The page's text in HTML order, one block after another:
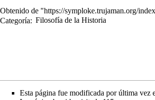
Obtenido de "https://symploke.trujaman.org/
Categoría: Filosofía de la Historia
Esta página fue modificada por última vez